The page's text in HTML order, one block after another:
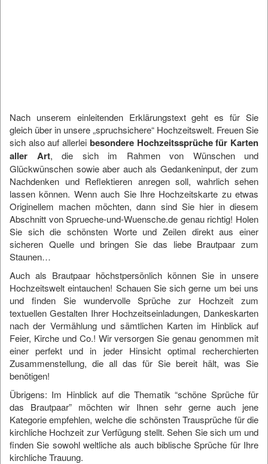
Nach unserem einleitenden Erklärungstext geht es für Sie
gleich über in unsere „spruchsichere“ Hochzeitswelt. Freuen Sie
sich also auf allerlei besondere Hochzeitssprüche für Karten
aller Art, die sich im Rahmen von Wünschen und
Glückwünschen sowie aber auch als Gedankeninput, der zum
Nachdenken und Reflektieren anregen soll, wahrlich sehen
lassen können. Wenn auch Sie Ihre Hochzeitskarte zu etwas
Originellem machen möchten, dann sind Sie hier in diesem
Abschnitt vonSprueche-und-Wuensche.de genau richtig! Holen
Sie sich die schönsten Worte und Zeilen direkt aus einer
sicheren Quelle und bringen Sie das liebe Brautpaar zum
Staunen…
Auch als Brautpaar höchstpersönlich können Sie in unsere
Hochzeitswelt eintauchen! Schauen Sie sich gerne um bei uns
und finden Sie wundervolle Sprüche zur Hochzeit zum
textuellen Gestalten Ihrer Hochzeitseinladungen, Dankeskarten
nach der Vermählung und sämtlichen Karten im Hinblick auf
Feier, Kirche und Co.! Wir versorgen Sie genau genommen mit
einer perfekt und in jeder Hinsicht optimal recherchierten
Zusammenstellung, die all das für Sie bereit hält, was Sie
benötigen!
Übrigens: Im Hinblick auf die Thematik “schöne Sprüche für
das Brautpaar” möchten wir Ihnen sehr gerne auch jene
Kategorie empfehlen, welchedie schönsten Trausprüche für die
kirchliche Hochzeit zur Verfügung stellt. Sehen Sie sich um und
finden Sie sowohl weltliche als auch biblische Sprüche für Ihre
kirchliche Trauung.